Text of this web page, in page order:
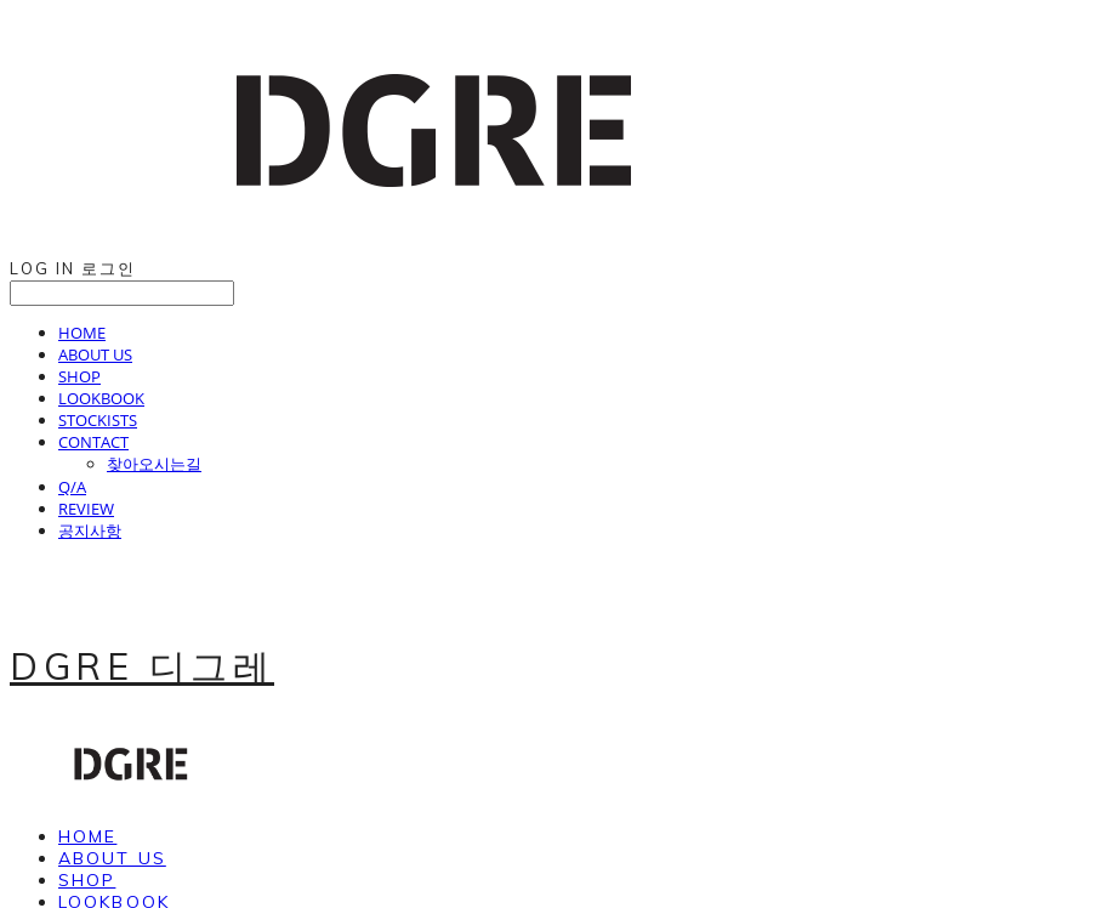
LOG IN 로그인
HOME
ABOUT US
SHOP
LOOKBOOK
STOCKISTS
CONTACT
찾아오시는길
Q/A
REVIEW
공지사항
DGRE 디그레
HOME
ABOUT US
SHOP
LOOKBOOK